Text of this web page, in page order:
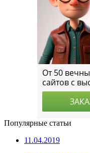
Популярные статьи
11.04.2019